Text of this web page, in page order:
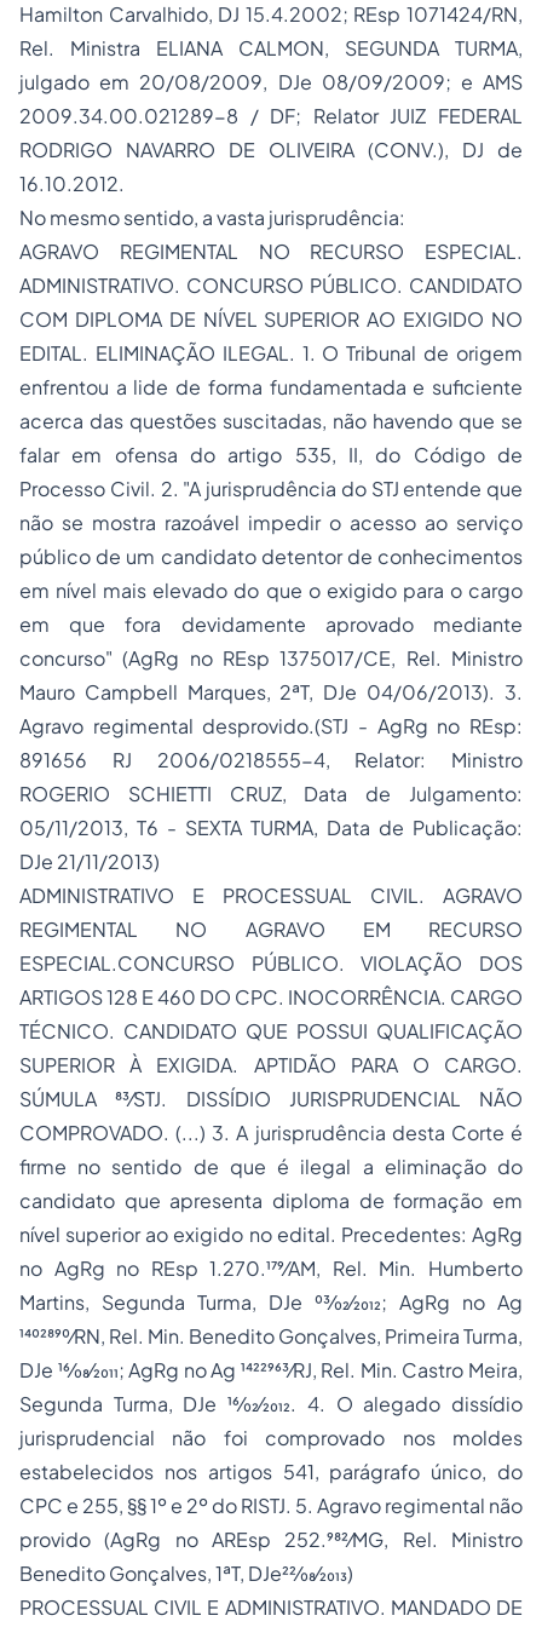
Hamilton Carvalhido, DJ 15.4.2002; REsp 1071424/RN,
Rel. Ministra ELIANA CALMON, SEGUNDA TURMA,
julgado em 20/08/2009, DJe 08/09/2009; e AMS
2009.34.00.021289-8 / DF; Relator JUIZ FEDERAL
RODRIGO NAVARRO DE OLIVEIRA (CONV.), DJ de
16.10.2012.
No mesmo sentido, a vasta jurisprudência:
AGRAVO REGIMENTAL NO RECURSO ESPECIAL.
ADMINISTRATIVO. CONCURSO PÚBLICO. CANDIDATO
COM DIPLOMA DE NÍVEL SUPERIOR AO EXIGIDO NO
EDITAL. ELIMINAÇÃO ILEGAL. 1. O Tribunal de origem
enfrentou a lide de forma fundamentada e suficiente
acerca das questões suscitadas, não havendo que se
falar em ofensa do artigo 535, II, do Código de
Processo Civil. 2. "A jurisprudência do STJ entende que
não se mostra razoável impedir o acesso ao serviço
público de um candidato detentor de conhecimentos
em nível mais elevado do que o exigido para o cargo
em que fora devidamente aprovado mediante
concurso" (AgRg no REsp 1375017/CE, Rel. Ministro
Mauro Campbell Marques, 2ªT, DJe 04/06/2013). 3.
Agravo regimental desprovido.(STJ - AgRg no REsp:
891656 RJ 2006/0218555-4, Relator: Ministro
ROGERIO SCHIETTI CRUZ, Data de Julgamento:
05/11/2013, T6 - SEXTA TURMA, Data de Publicação:
DJe 21/11/2013)
ADMINISTRATIVO E PROCESSUAL CIVIL. AGRAVO
REGIMENTAL NO AGRAVO EM RECURSO
ESPECIAL.CONCURSO PÚBLICO. VIOLAÇÃO DOS
ARTIGOS 128 E 460 DO CPC. INOCORRÊNCIA. CARGO
TÉCNICO. CANDIDATO QUE POSSUI QUALIFICAÇÃO
SUPERIOR À EXIGIDA. APTIDÃO PARA O CARGO.
SÚMULA 83⁄STJ. DISSÍDIO JURISPRUDENCIAL NÃO
COMPROVADO. (...) 3. A jurisprudência desta Corte é
firme no sentido de que é ilegal a eliminação do
candidato que apresenta diploma de formação em
nível superior ao exigido no edital. Precedentes: AgRg
no AgRg no REsp 1.270.179⁄AM, Rel. Min. Humberto
Martins, Segunda Turma, DJe 03⁄02⁄2012; AgRg no Ag
1402890⁄RN, Rel. Min. Benedito Gonçalves, Primeira Turma,
DJe 16⁄08⁄2011; AgRg no Ag 1422963⁄RJ, Rel. Min. Castro Meira,
Segunda Turma, DJe 16⁄02⁄2012. 4. O alegado dissídio
jurisprudencial não foi comprovado nos moldes
estabelecidos nos artigos 541, parágrafo único, do
CPC e 255, §§ 1º e 2º do RISTJ. 5. Agravo regimental não
provido (AgRg no AREsp 252.982⁄MG, Rel. Ministro
Benedito Gonçalves, 1ªT, DJe22⁄08⁄2013)
PROCESSUAL CIVIL E ADMINISTRATIVO. MANDADO DE